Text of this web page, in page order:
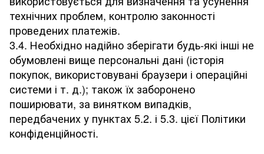
технічних проблем, контролю законності
проведених платежів.
3.4. Необхідно надійно зберігати будь-які інші не
обумовлені вище персональні дані (історія
покупок, використовувані браузери і операційні
системи і т. д.); також їх заборонено
поширювати, за винятком випадків,
передбачених у пунктах 5.2. і 5.3. цієї Політики
конфіденційності.